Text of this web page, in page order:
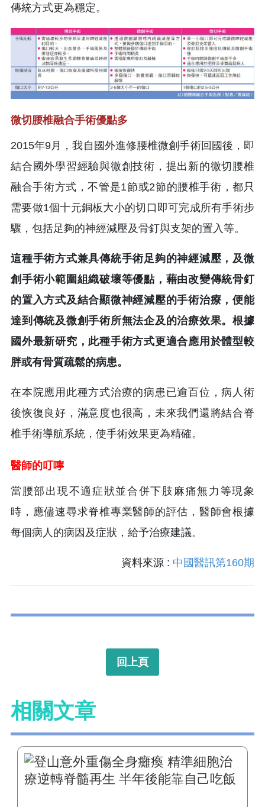
傳統方式更為穩定。
微切腰椎融合手術優點多
2015年9月，我自國外進修腰椎微創手術回國後，即
結合國外學習經驗與微創技術，提出新的微切腰椎
融合手術方式，不管是1節或2節的腰椎手術，都只
需要做1個十元銅板大小的切口即可完成所有手術步
驟，包括足夠的神經減壓及骨釘與支架的置入等。
這種手術方式兼具傳統手術足夠的神經減壓，及微
創手術小範圍組織破壞等優點，藉由改變傳統骨釘
的置入方式及結合顯微神經減壓的手術治療，便能
達到傳統及微創手術所無法企及的治療效果。根據
國外最新研究，此種手術方式更適合應用於體型較
胖或有骨質疏鬆的病患。
在本院應用此種方式治療的病患已逾百位，病人術
後恢復良好，滿意度也很高，未來我們還將結合脊
椎手術導航系統，使手術效果更為精確。
醫師的叮嚀
當腰部出現不適症狀並合併下肢麻痛無力等現象
時，應儘速尋求脊椎專業醫師的評估，醫師會根據
每個病人的病因及症狀，給予治療建議。
資料來源 : 中國醫訊第160期
回上頁
相關文章